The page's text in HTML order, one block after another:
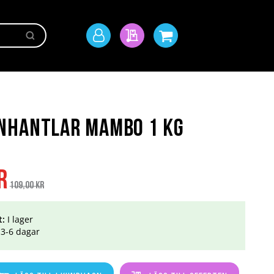
Sök
Mitt
Min offertMin kundvagn
pris
109,00 kr
I lager
3-6 dagar
Mambo 1 kg